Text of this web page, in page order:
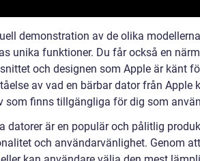
demonstration av de olika
unika funktioner. Du får också en
och designen som Apple är känt
av vad en bärbar dator från Apple
som finns tillgängliga för dig som
datorer är en populär och pålitlig
och användarvänlighet. Genom